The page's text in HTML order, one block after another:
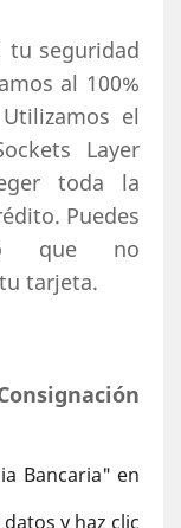
tu seguridad
al 100%
el
Layer
toda la
Puedes
que no
tarjeta.
Bancaria" en
y haz clic